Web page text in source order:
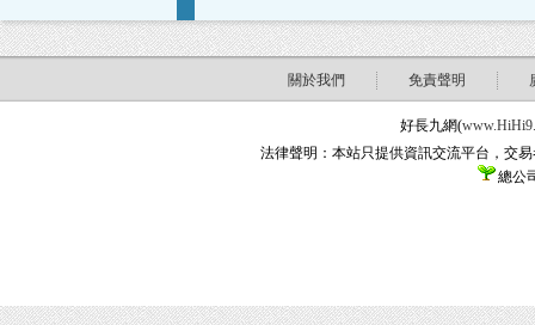
關於我們 免責聲明
好長九網(
法律聲明：本站只提供資訊交流平台，交
總公